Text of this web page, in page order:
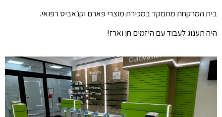
בית המרקחת מתמקד במכירת מוצרי פארם וקנאביס רפואי.
היה תענוג לעבוד עם היזמים חן וארז!